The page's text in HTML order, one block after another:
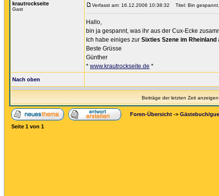
krautrockseite
Gast
Verfasst am: 16.12.2006 10:38:32 Titel: Bin
Hallo,
bin ja gespannt, was ihr aus der Cux-Ecke
Ich habe einiges zur Sixties Szene im Rheinland
Beste Grüsse
Günther
* www.krautrockseite.de *
Nach oben
Beiträge der letzten Zeit
Foren-Übersicht -> Gästebuch/
Seite 1 von 1